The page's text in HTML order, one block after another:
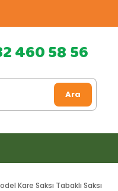
460 58 56
Ara
Kare Saksı Tabaklı Saksı